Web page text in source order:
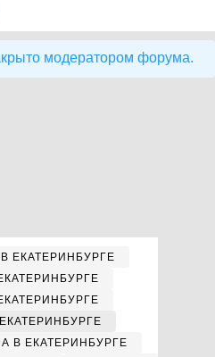
модератором форума.
ЕКАТЕРИНБУРГЕ
В ЕКАТЕРИНБУРГЕ